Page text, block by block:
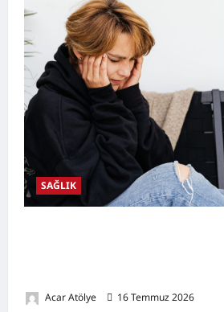
SAĞLIK
Acar Atölye
16 Temmuz 2026